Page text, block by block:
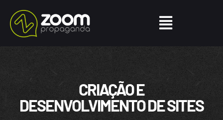
CRIAÇÃO E
DESENVOLVIMENTO DE SITES